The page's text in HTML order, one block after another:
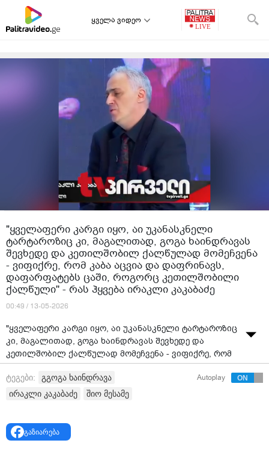
ყველა ვიდეო
"ყველაფერი კარგი იყო, აი უკანასკნელი
ტარტაროზიც კი, მაგალითად, გოგა ხაინდრავას
შევხედე და კეთილშობილ ქალწულად მომეჩვენა
- ვიფიქრე, რომ კაბა აცვია და დაფრინავს,
დაფარფატებს ცაში, როგორც კეთილშობილი
ქალწული'' - რას ჰყვება ირაკლი კაკაბაძე
00:49 / 13-05-2026
"ყველაფერი კარგი იყო, აი უკანასკნელი ტარტაროზიც
კი, მაგალითად, გოგა ხაინდრავას შევხედე და
კეთილშობილ ქალწულად მომეჩვენა - ვიფიქრე, რომ
კაბა აცვია და დაფრინავს, დაფარფატებს ცაში,
როგორც კეთილშობილი ქალწული'' - რას ჰყვება
ირაკლი კაკაბაძე
ტეგები:
გგოგა ხაინდრავა
ირაკლი კაკაბაძე
შიო მესამე
Autoplay
გაზიარება